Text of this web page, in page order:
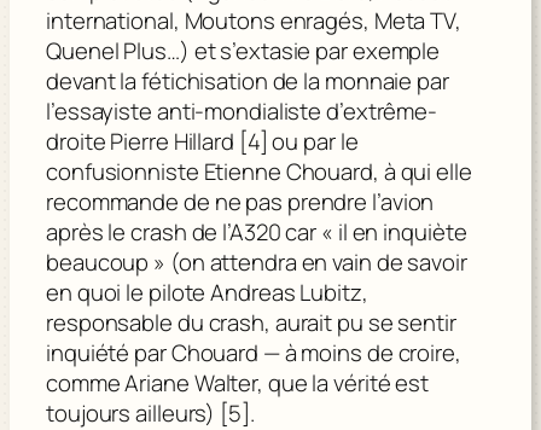
international, Moutons enragés, Meta TV,
Quenel Plus…) et s’extasie par exemple
devant la fétichisation de la monnaie par
l’essayiste anti-mondialiste d’extrême-
droite Pierre Hillard [4] ou par le
confusionniste Etienne Chouard, à qui elle
recommande de ne pas prendre l’avion
après le crash de l’A320 car « il en inquiète
beaucoup » (on attendra en vain de savoir
en quoi le pilote Andreas Lubitz,
responsable du crash, aurait pu se sentir
inquiété par Chouard — à moins de croire,
comme Ariane Walter, que la vérité est
toujours ailleurs) [5].